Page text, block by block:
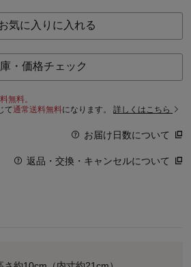
気に入りに入れる
・価格チェック
無料。
て通常送料無料になります。 詳しくはこちら
お届け日数について
返品・交換・キャンセルについて